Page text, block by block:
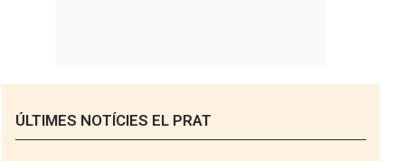
ÚLTIMES NOTÍCIES EL PRAT